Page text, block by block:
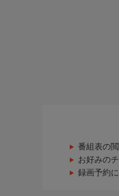
番組表の
お好みの
録画予約